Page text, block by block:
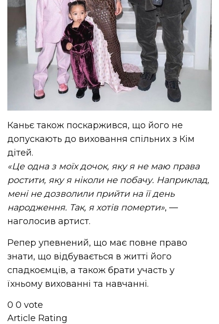
Каньє також поскаржився, що його не
допускають до виховання спільних з Кім
дітей.
«Це одна з моїх дочок, яку я не маю права
ростити, яку я ніколи не побачу. Наприклад,
мені не дозволили прийти на її день
народження. Так, я хотів померти», —
наголосив артист.
Репер упевнений, що має повне право
знати, що відбувається в житті його
спадкоємців, а також брати участь у
їхньому вихованні та навчанні.
0 0 vote
Article Rating